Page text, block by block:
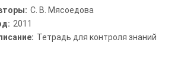
С. В. Мясоедова
2011
Тетрадь для контроля знаний